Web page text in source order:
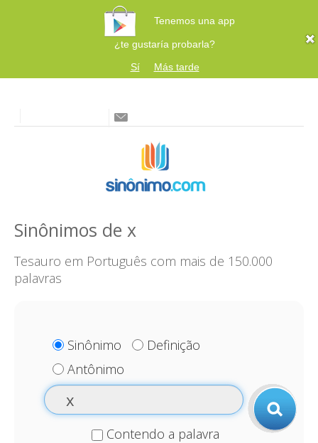
Tenemos una app
¿te gustaría probarla?
Sí
Más tarde
Sinônimos de x
Tesauro em Português com mais de 150.000
palavras
Sinônimo
Definição
Antônimo
Contendo a palavra